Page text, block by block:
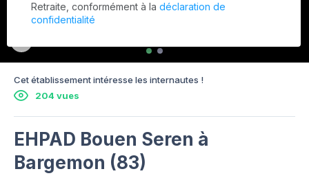
Cet établissement intéresse les internautes !
204 vues
EHPAD Bouen Seren à
Bargemon (83)
Retraite, conformément à la déclaration de
confidentialité